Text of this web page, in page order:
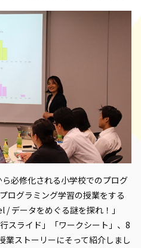
必修化される小学校でのプログ
ログラミング学習の授業をする
データをめぐる謎を探れ！」
スライド」「ワークシート」、8
ストーリーにそって紹介しまし